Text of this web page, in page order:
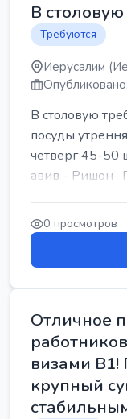
В
Требуются
Иерусалим
В столовую
посуды
четверг 45-50
авив - Ришон-
0 просмотров
Отличное
визами
крупный